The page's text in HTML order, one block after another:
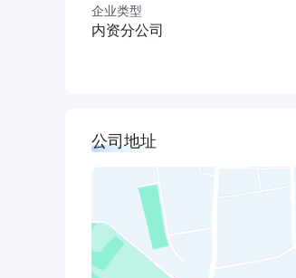
企业类型
内资分公司
公司地址